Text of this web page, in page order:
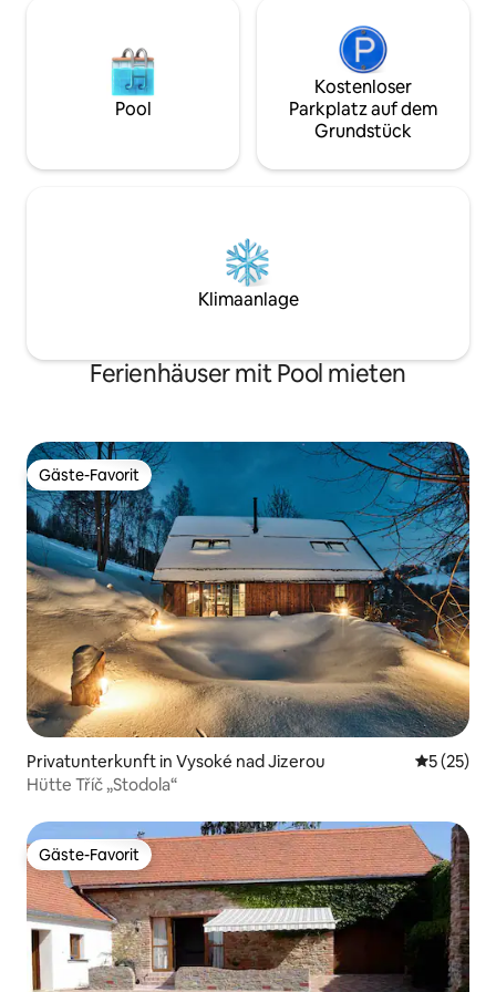
Pool
Kostenloser
Parkplatz auf dem
Grundstück
Klimaanlage
Ferienhäuser mit Pool mieten
Gäste-Favorit
Gäste-Favorit
Privatunterkunft in Vysoké nad Jizerou
5 (25)
Hütte Tříč „Stodola“
Gäste-Favorit
Gäste-Favorit